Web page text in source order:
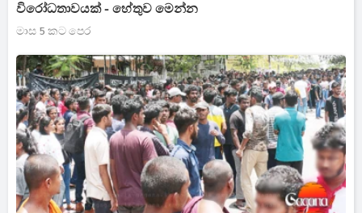
විරෝධතාවයක් - හේතුව මෙන්න
මාස 5 කට පෙර